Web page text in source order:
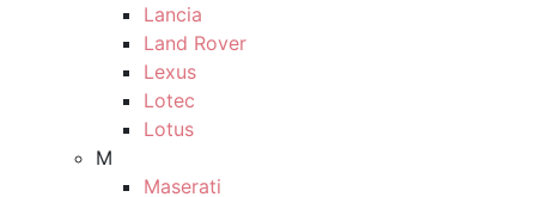
Lancia
Land Rover
Lexus
Lotec
Lotus
M
Maserati